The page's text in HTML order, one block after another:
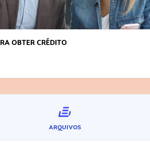
OBTER CRÉDITO
ARQUIVOS